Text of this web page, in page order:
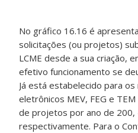
No gráfico 16.16 é
solicitações (ou projetos)
LCME desde a sua criação,
efetivo funcionamento se
Já está estabelecido para
eletrônicos MEV, FEG e
de projetos por ano de 200,
respectivamente. Para o